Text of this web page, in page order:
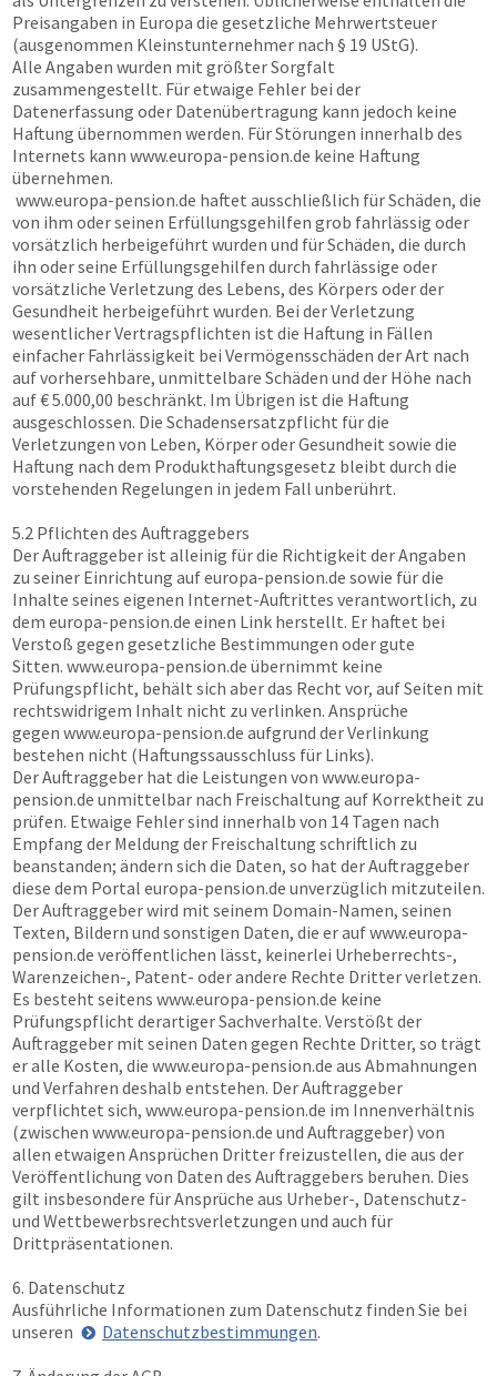
Preisangaben in Europa die gesetzliche Mehrwertsteuer
(ausgenommen Kleinstunternehmer nach § 19 UStG).
Alle Angaben wurden mit größter Sorgfalt
zusammengestellt. Für etwaige Fehler bei der
Datenerfassung oder Datenübertragung kann jedoch keine
Haftung übernommen werden. Für Störungen innerhalb des
Internets kann www.europa-pension.de keine Haftung
übernehmen.
www.europa-pension.de haftet ausschließlich für Schäden, die
von ihm oder seinen Erfüllungsgehilfen grob fahrlässig oder
vorsätzlich herbeigeführt wurden und für Schäden, die durch
ihn oder seine Erfüllungsgehilfen durch fahrlässige oder
vorsätzliche Verletzung des Lebens, des Körpers oder der
Gesundheit herbeigeführt wurden. Bei der Verletzung
wesentlicher Vertragspflichten ist die Haftung in Fällen
einfacher Fahrlässigkeit bei Vermögensschäden der Art nach
auf vorhersehbare, unmittelbare Schäden und der Höhe nach
auf € 5.000,00 beschränkt. Im Übrigen ist die Haftung
ausgeschlossen. Die Schadensersatzpflicht für die
Verletzungen von Leben, Körper oder Gesundheit sowie die
Haftung nach dem Produkthaftungsgesetz bleibt durch die
vorstehenden Regelungen in jedem Fall unberührt.
5.2 Pflichten des Auftraggebers
Der Auftraggeber ist alleinig für die Richtigkeit der Angaben
zu seiner Einrichtung auf europa-pension.de sowie für die
Inhalte seines eigenen Internet-Auftrittes verantwortlich, zu
dem europa-pension.de einen Link herstellt. Er haftet bei
Verstoß gegen gesetzliche Bestimmungen oder gute
Sitten. www.europa-pension.de übernimmt keine
Prüfungspflicht, behält sich aber das Recht vor, auf Seiten mit
rechtswidrigem Inhalt nicht zu verlinken. Ansprüche
gegen www.europa-pension.de aufgrund der Verlinkung
bestehen nicht (Haftungssausschluss für Links).
Der Auftraggeber hat die Leistungen von www.europa-
pension.de unmittelbar nach Freischaltung auf Korrektheit zu
prüfen. Etwaige Fehler sind innerhalb von 14 Tagen nach
Empfang der Meldung der Freischaltung schriftlich zu
beanstanden; ändern sich die Daten, so hat der Auftraggeber
diese dem Portal europa-pension.de unverzüglich mitzuteilen.
Der Auftraggeber wird mit seinem Domain-Namen, seinen
Texten, Bildern und sonstigen Daten, die er aufwww.europa-
pension.de veröffentlichen lässt, keinerlei Urheberrechts-,
Warenzeichen-, Patent- oder andere Rechte Dritter verletzen.
Es besteht seitens www.europa-pension.de keine
Prüfungspflicht derartiger Sachverhalte. Verstößt der
Auftraggeber mit seinen Daten gegen Rechte Dritter, so trägt
er alle Kosten, die www.europa-pension.de aus Abmahnungen
und Verfahren deshalb entstehen. Der Auftraggeber
verpflichtet sich, www.europa-pension.de im Innenverhältnis
(zwischen www.europa-pension.de und Auftraggeber) von
allen etwaigen Ansprüchen Dritter freizustellen, die aus der
Veröffentlichung von Daten des Auftraggebers beruhen. Dies
gilt insbesondere für Ansprüche aus Urheber-, Datenschutz-
und Wettbewerbsrechtsverletzungen und auch für
Drittpräsentationen.
6. Datenschutz
Ausführliche Informationen zum Datenschutz finden Sie bei
unseren
Datenschutzbestimmungen.